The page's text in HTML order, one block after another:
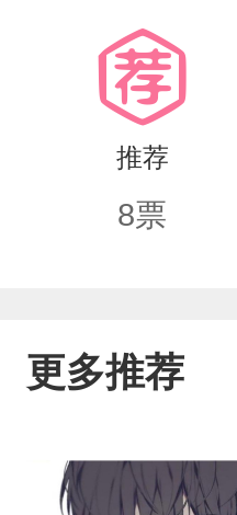
强强，双洁」
推荐
8票
更多推荐